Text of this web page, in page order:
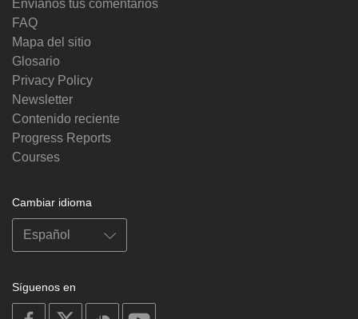
Envíanos tus comentarios
FAQ
Mapa del sitio
Glosario
Privacy Policy
Newsletter
Contenido reciente
Progress Reports
Courses
Cambiar idioma
Síguenos en
on